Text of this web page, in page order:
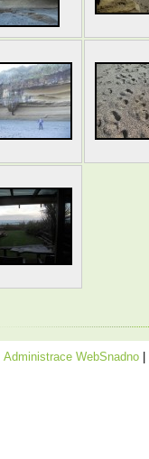
Administrace WebSnadno|